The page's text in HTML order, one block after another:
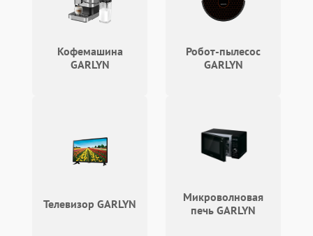
Не включается Подробнее →
Не подает пар Подробнее →
Кофемашина
GARLYN
Робот-пылесос
GARLYN
Телевизор GARLYN
Микроволновая
печь GARLYN